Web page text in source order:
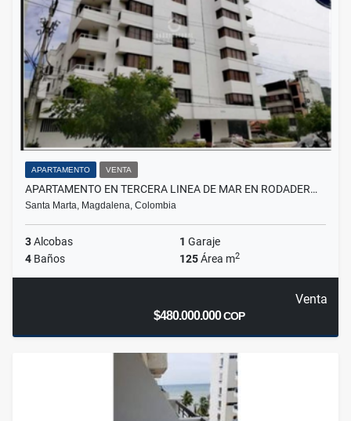
APARTAMENTO VENTA
APARTAMENTO EN TERCERA LINEA DE MAR EN RODADER…
Santa Marta, Magdalena, Colombia
3Alcobas 1 Garaje
4 Baños 125Área m2
Venta
$480.000.000COP